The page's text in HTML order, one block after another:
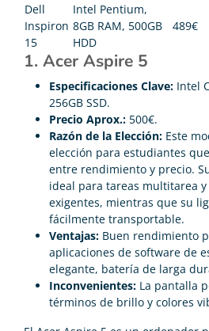
Dell
Inspiron
15
Intel Pentium,
8GB RAM, 500GB
HDD
489€
1. Acer Aspire 5
Especificaciones Clave: Intel
256GB SSD.
Precio Aprox.: 500€.
Razón de la Elección: Este
elección para estudiantes
entre rendimiento y precio.
ideal para tareas multitarea
exigentes, mientras que su
fácilmente transportable.
Ventajas: Buen rendimiento
aplicaciones de software de
elegante, batería de larga
Inconvenientes: La pantalla
términos de brillo y colores